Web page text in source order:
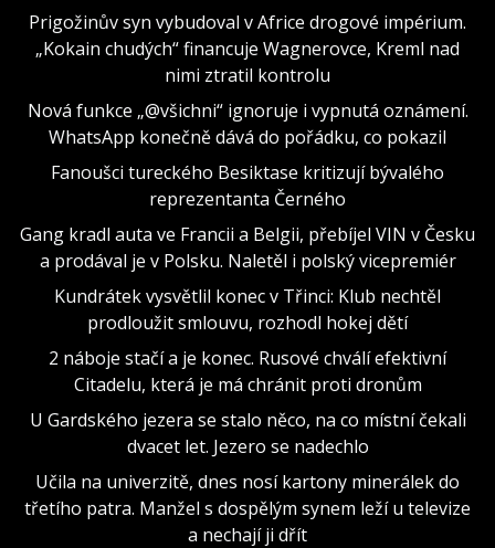
Prigožinův syn vybudoval v Africe drogové impérium.
„Kokain chudých“ financuje Wagnerovce, Kreml nad
nimi ztratil kontrolu
Nová funkce „@všichni“ ignoruje i vypnutá oznámení.
WhatsApp konečně dává do pořádku, co pokazil
Fanoušci tureckého Besiktase kritizují bývalého
reprezentanta Černého
Gang kradl auta ve Francii a Belgii, přebíjel VIN v Česku
a prodával je v Polsku. Naletěl i polský vicepremiér
Kundrátek vysvětlil konec v Třinci: Klub nechtěl
prodloužit smlouvu, rozhodl hokej dětí
2 náboje stačí a je konec. Rusové chválí efektivní
Citadelu, která je má chránit proti dronům
U Gardského jezera se stalo něco, na co místní čekali
dvacet let. Jezero se nadechlo
Učila na univerzitě, dnes nosí kartony minerálek do
třetího patra. Manžel s dospělým synem leží u televize
a nechají ji dřít